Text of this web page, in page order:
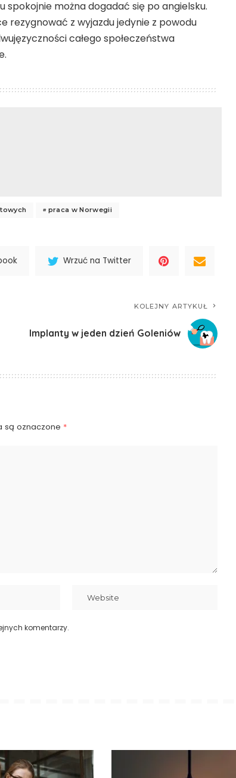
spokojnie można dogadać się po angielsku.
rezygnować z wyjazdu jedynie z powodu
całego społeczeństwa
praca w Norwegii
Wrzuć na Twitter
KOLEJNY ARTYKUŁ
Implanty w jeden dzień Goleniów
są oznaczone *
komentarzy.